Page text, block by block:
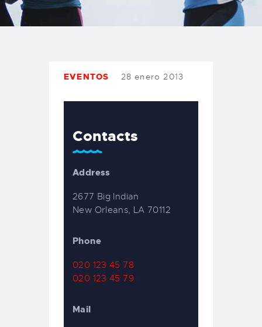
TIENDA FAMILY SURFERS
WEBCAM SALINAS
EVENTOS 28 enero 2013
Contacts
Address
2677 Big Indian
New Orleans, LA 70112
Phone
020 123 45 78
020 123 45 79
Mail